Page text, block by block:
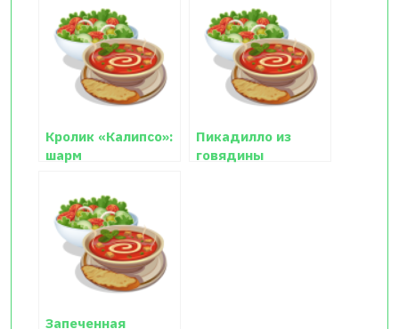
Кролик «Калипсо»:
шарм
дерева
Пикадилло из
говядины
Запеченная